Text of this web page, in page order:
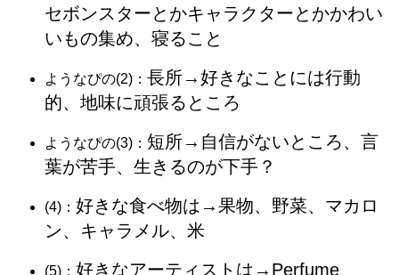
セボンスターとかキャラクターとかかわい
いもの集め、寝ること
ようなぴの(2)： 長所→好きなことには行動
的、地味に頑張るところ
ようなぴの(3)： 短所→自信がないところ、言
葉が苦手、生きるのが下手？
(4)： 好きな食べ物は→果物、野菜、マカロ
ン、キャラメル、米
(5)： 好きなアーティストは→Perfume、